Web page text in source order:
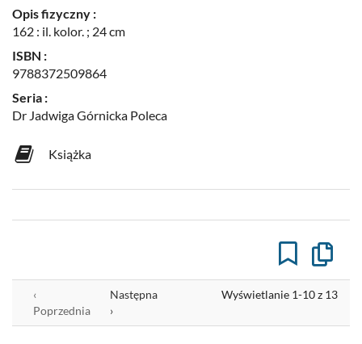
Opis fizyczny :
162 : il. kolor. ; 24 cm
ISBN :
9788372509864
Seria :
Dr Jadwiga Górnicka Poleca
Książka
do
‹
Poprzednia
Następna
›
Wyświetlanie 1-10 z 13